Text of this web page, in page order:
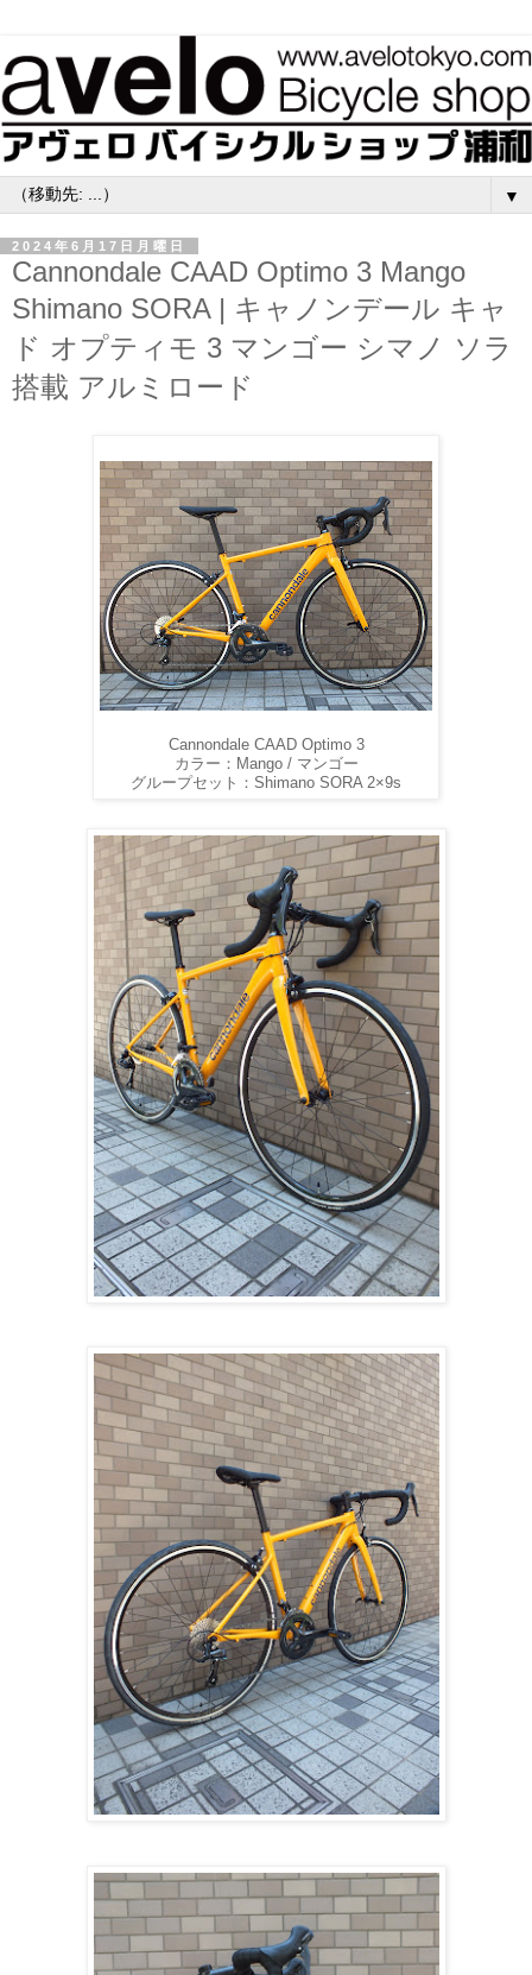
▼
2024年6月17日月曜日
Cannondale CAAD Optimo 3 Mango
Shimano SORA | キャノンデール キャ
ド オプティモ 3 マンゴー シマノ ソラ
搭載 アルミロード
Cannondale CAAD Optimo 3
カラー：Mango / マンゴー
グループセット：Shimano SORA 2×9s